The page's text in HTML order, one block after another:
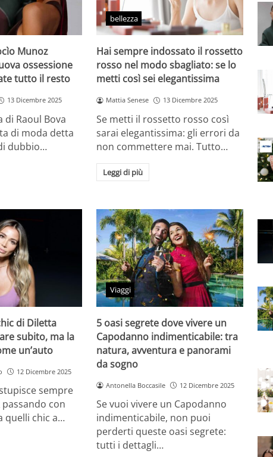
Munoz
ossessione
tutto il resto
13 Dicembre 2025
di Raoul Bova
di moda detta
dubbio…
bellezza
Hai sempre indossato il rossetto
rosso nel modo sbagliato: se lo
metti così sei elegantissima
Mattia Senese 13 Dicembre 2025
Se metti il rossetto rosso così
sarai elegantissima: gli errori da
non commettere mai. Tutto…
Leggi di più
di Diletta
subito, ma la
un’auto
12 Dicembre 2025
sempre
con
quelli chic a…
Viaggi
5 oasi segrete dove vivere un
Capodanno indimenticabile: tra
natura, avventura e panorami
da sogno
Antonella Boccasile 12 Dicembre 2025
Se vuoi vivere un Capodanno
indimenticabile, non puoi
perderti queste oasi segrete:
tutti i dettagli…